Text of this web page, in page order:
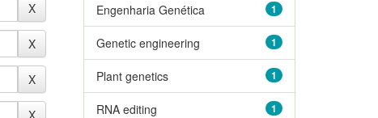
1
Engenharia Genética
1
Genetic engineering
1
Plant genetics
1
RNA editing